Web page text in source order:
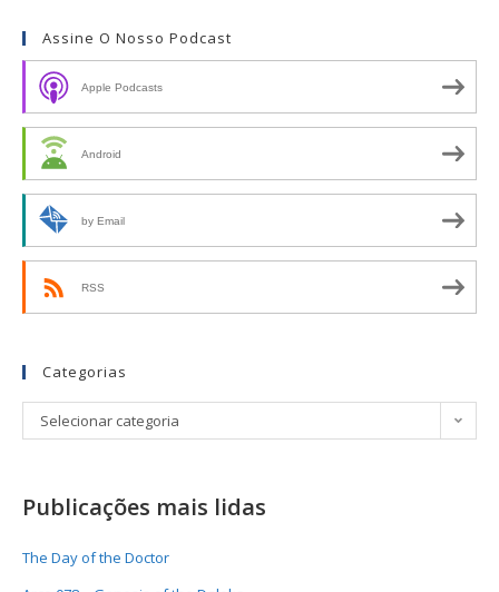
Assine O Nosso Podcast
Apple Podcasts
Android
by Email
RSS
Categorias
Selecionar categoria
Publicações mais lidas
The Day of the Doctor